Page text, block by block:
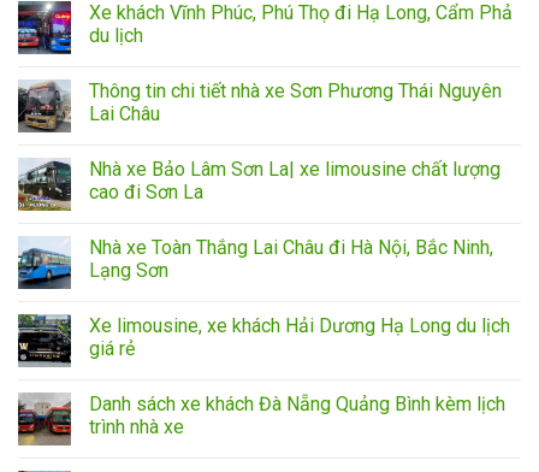
Xe khách Vĩnh Phúc, Phú Thọ đi Hạ Long, Cẩm Phả
du lịch
Thông tin chi tiết nhà xe Sơn Phương Thái Nguyên
Lai Châu
Nhà xe Bảo Lâm Sơn La| xe limousine chất lượng
cao đi Sơn La
Nhà xe Toàn Thắng Lai Châu đi Hà Nội, Bắc Ninh,
Lạng Sơn
Xe limousine, xe khách Hải Dương Hạ Long du lịch
giá rẻ
Danh sách xe khách Đà Nẵng Quảng Bình kèm lịch
trình nhà xe